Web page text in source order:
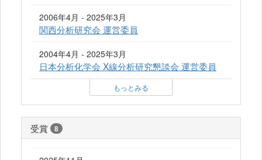
2006年4月 - 2025年3月
関西分析研究会 運営委員
2004年4月 - 2025年3月
日本分析化学会 X線分析研究懇談会 運営委員
もっとみる
受賞 8